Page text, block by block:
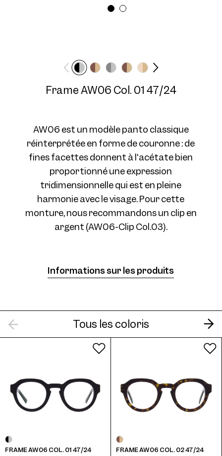
Frame AW06 Col. 01 47/24
AW06 est un modèle panto classique
réinterprétée en forme de couronne : de
fines facettes donnent à l'acétate bien
proportionné une expression
tridimensionnelle qui est en pleine
harmonie avec le visage. Pour cette
monture, nous recommandons un clip en
argent (AW06-Clip Col.03).
Informations sur les produits
Tous les coloris
FRAME AW06 COL. 01 47/24 FRAME AW06 COL. 02 47/24
Longueur des
Frame AW06 Col. 03 47/24
Frame AW06 Col. 04 47/24
Frame AW06 Col. 06 47/24